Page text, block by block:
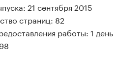
21 сентября 2015
страниц: 82
работы: 1 день